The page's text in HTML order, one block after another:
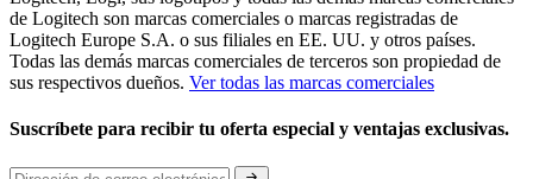
de Logitech son marcas comerciales o marcas registradas de
Logitech Europe S.A. o sus filiales en EE. UU. y otros países.
Todas las demás marcas comerciales de terceros son propiedad de
sus respectivos dueños. Ver todas las marcas comerciales
Suscríbete para recibir tu oferta especial y ventajas exclusivas.